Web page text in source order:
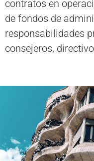
contratos en
de fondos de
responsabilidades
consejeros,